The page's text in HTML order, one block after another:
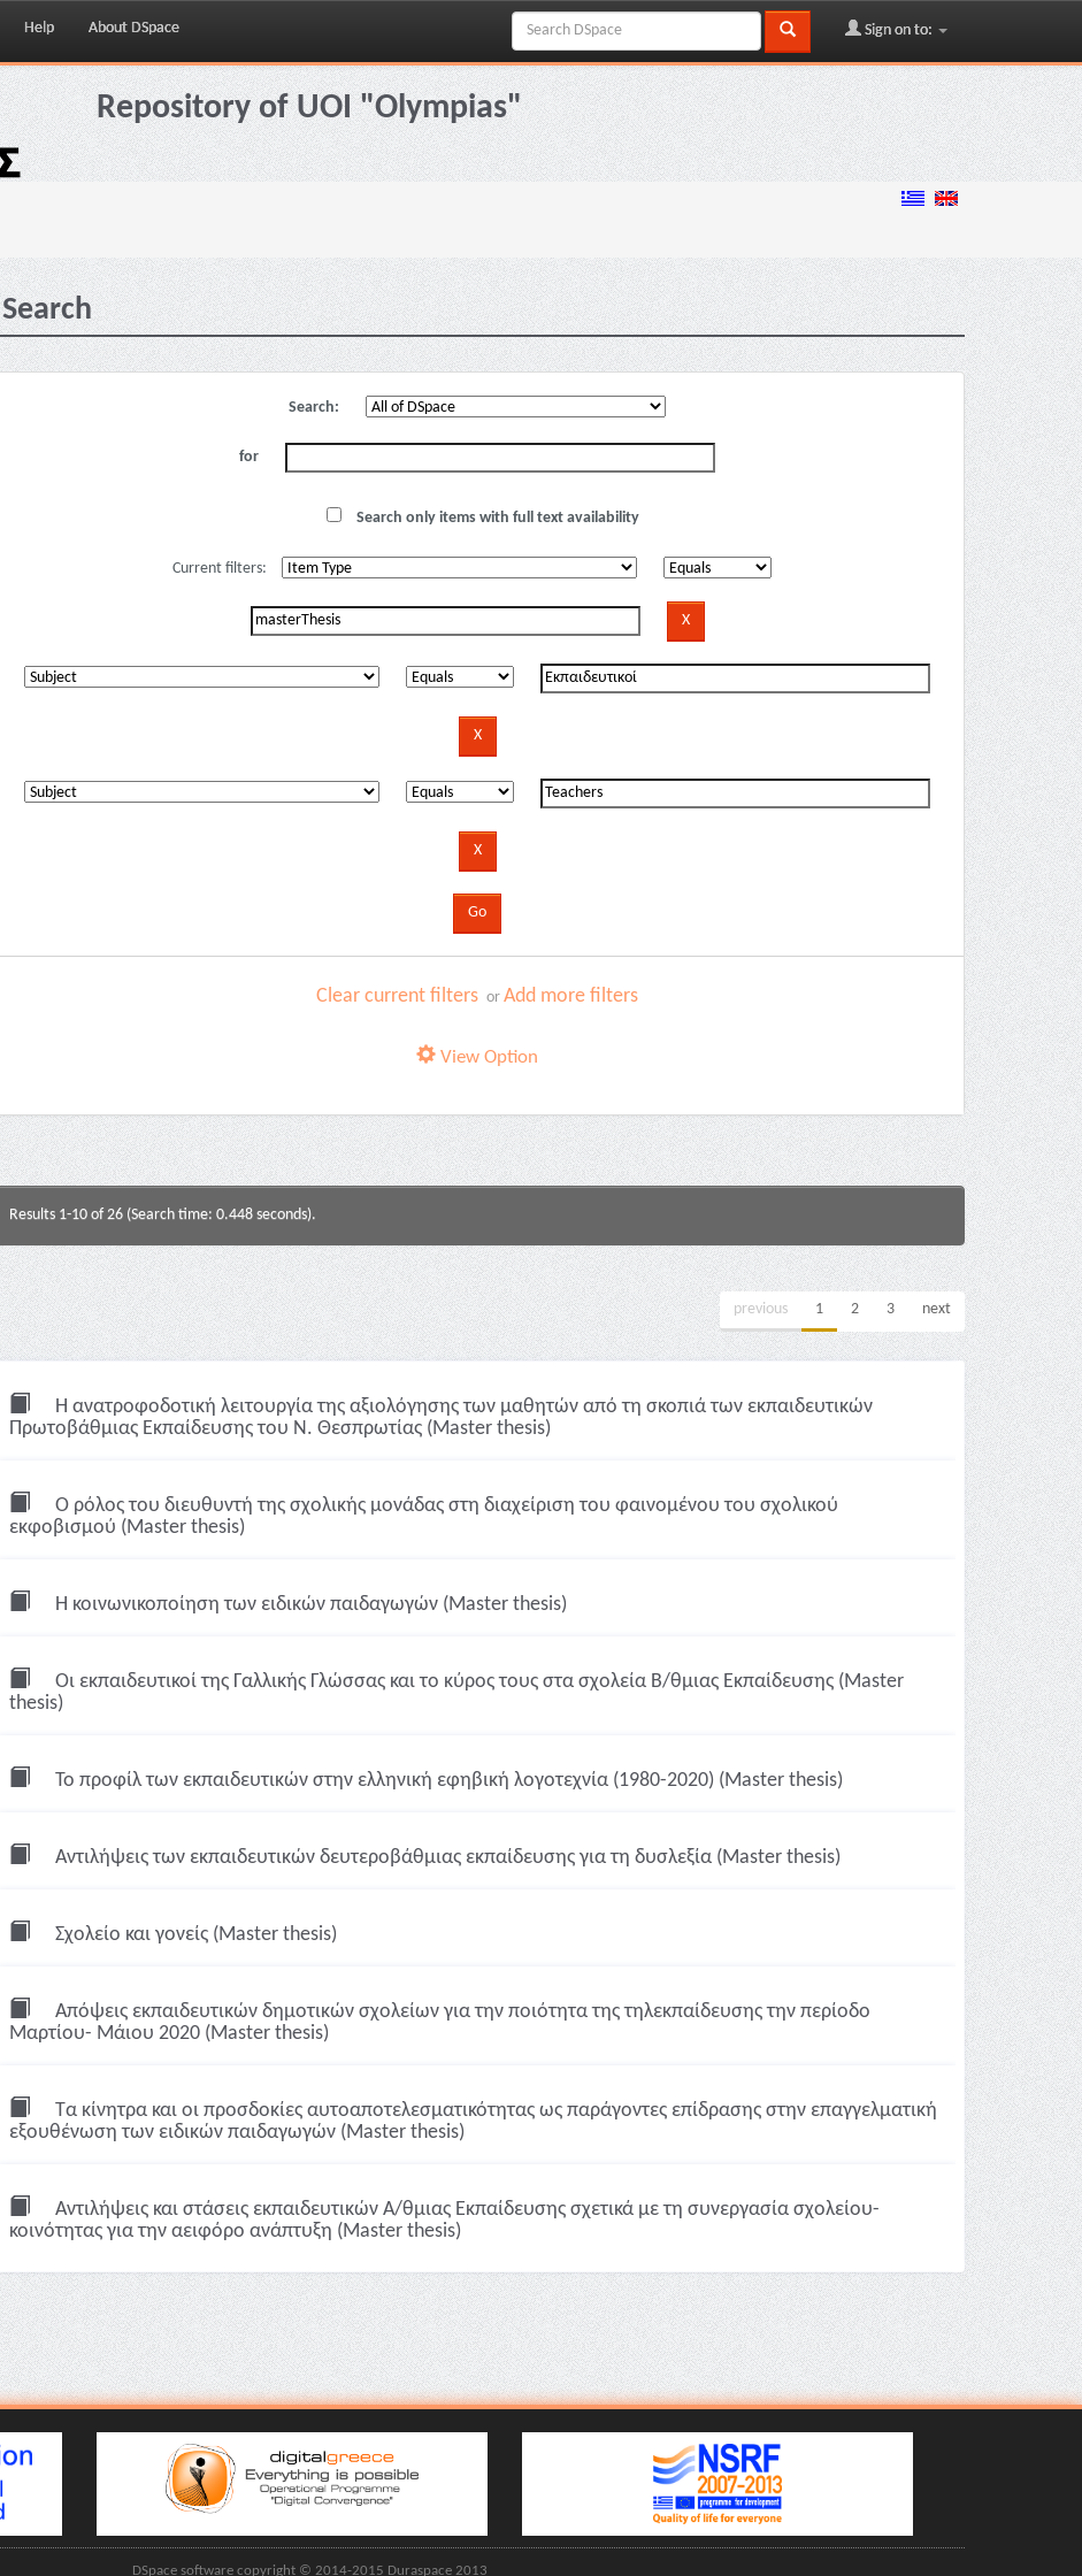
Help About DSpace Sign on to:
Repository of UOI "Olympias"
Search
Search:
for
Search only items with full text availability
Current filters:
Clear current filters orAdd more filters
View Option
Results 1-10 of 26 (Search time: 0.448 seconds).
previous 1 2 3 next
Η ανατροφοδοτική λειτουργία της αξιολόγησης των μαθητών από τη σκοπιά των εκπαιδευτικών
Πρωτοβάθμιας Εκπαίδευσης του Ν. Θεσπρωτίας (Master thesis)
Ο ρόλος του διευθυντή της σχολικής μονάδας στη διαχείριση του φαινομένου του σχολικού
εκφοβισμού (Master thesis)
Η κοινωνικοποίηση των ειδικών παιδαγωγών (Master thesis)
Οι εκπαιδευτικοί της Γαλλικής Γλώσσας και το κύρος τους στα σχολεία Β/θμιας Εκπαίδευσης (Master
thesis)
Το προφίλ των εκπαιδευτικών στην ελληνική εφηβική λογοτεχνία (1980-2020) (Master thesis)
Αντιλήψεις των εκπαιδευτικών δευτεροβάθμιας εκπαίδευσης για τη δυσλεξία (Master thesis)
Σχολείο και γονείς (Master thesis)
Απόψεις εκπαιδευτικών δημοτικών σχολείων για την ποιότητα της τηλεκπαίδευσης την περίοδο
Μαρτίου- Μάιου 2020 (Master thesis)
Τα κίνητρα και οι προσδοκίες αυτοαποτελεσματικότητας ως παράγοντες επίδρασης στην επαγγελματική
εξουθένωση των ειδικών παιδαγωγών (Master thesis)
Αντιλήψεις και στάσεις εκπαιδευτικών Α/θμιας Εκπαίδευσης σχετικά με τη συνεργασία σχολείου-
κοινότητας για την αειφόρο ανάπτυξη (Master thesis)
DSpace software copyright © 2014-2015 Duraspace 2013